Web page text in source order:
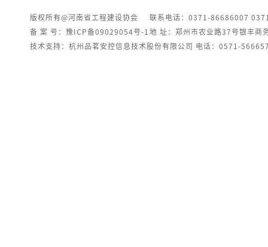
版权所有@河南省工程建设协会
联系电话：0371-86686007
备 案 号：豫ICP备09029054号-1 地 址：郑州市农业路37号银丰商
技术支持：杭州品茗安控信息技术股份有限公司 电话：0571-